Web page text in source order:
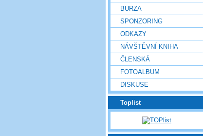
BURZA
SPONZORING
ODKAZY
NÁVŠTĚVNÍ KNIHA
ČLENSKÁ
FOTOALBUM
DISKUSE
Toplist